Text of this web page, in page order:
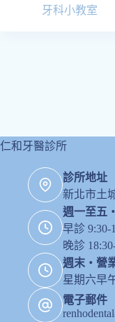
牙科小教室
仁和牙醫診所
診所地址
新北市土
週一至五
早診 9:30-
晚診
週末・營
星期六早
電子郵件